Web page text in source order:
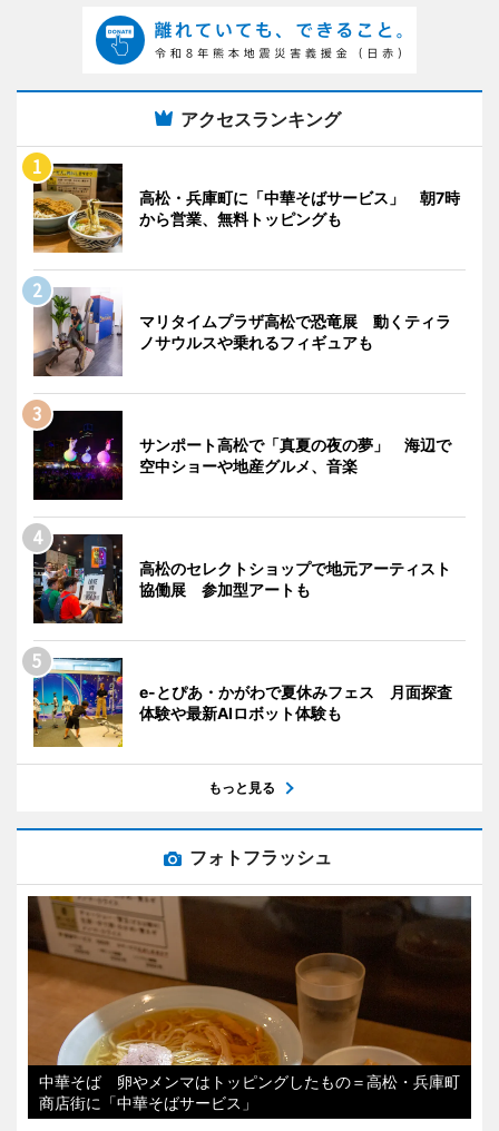
アクセスランキング
高松・兵庫町に「中華そばサービス」 朝7時
から営業、無料トッピングも
マリタイムプラザ高松で恐竜展 動くティラ
ノサウルスや乗れるフィギュアも
サンポート高松で「真夏の夜の夢」 海辺で
空中ショーや地産グルメ、音楽
高松のセレクトショップで地元アーティスト
協働展 参加型アートも
e-とぴあ・かがわで夏休みフェス 月面探査
体験や最新AIロボット体験も
もっと見る
フォトフラッシュ
中華そば 卵やメンマはトッピングしたもの＝高松・兵庫町
商店街に「中華そばサービス」